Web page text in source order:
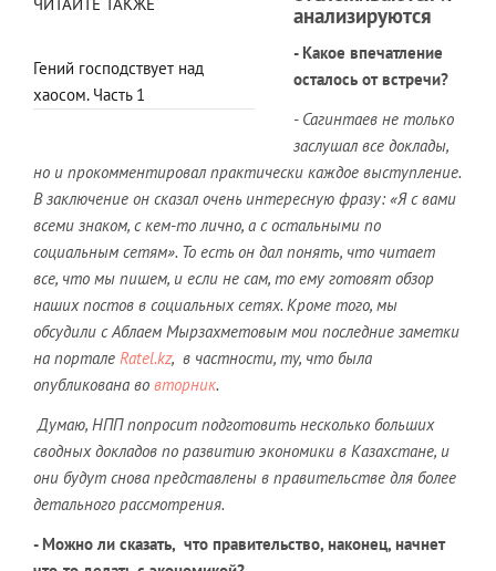
Гений господствует над
хаосом. Часть 1
анализируются
- Какое впечатление
осталось от встречи?
- Сагинтаев не только
заслушал все доклады,
но и прокомментировал практически каждое выступление.
В заключение он сказал очень интересную фразу: «Я с вами
всеми знаком, с кем-то лично, а с остальными по
социальным сетям». То есть он дал понять, что читает
все, что мы пишем, и если не сам, то ему готовят обзор
наших постов в социальных сетях. Кроме того, мы
обсудили с Аблаем Мырзахметовым мои последние заметки
на портале Ratel.kz, в частности, ту, что была
опубликована во вторник.
Думаю, НПП попросит подготовить несколько больших
сводных докладов по развитию экономики в Казахстане, и
они будут снова представлены в правительстве для более
детального рассмотрения.
- Можно ли сказать, что правительство, наконец, начнет